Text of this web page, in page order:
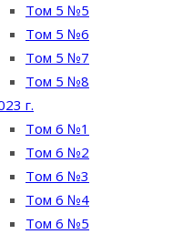
Том 5 №5
Том 5 №6
Том 5 №7
Том 5 №8
г.
Том 6 №1
Том 6 №2
Том 6 №3
Том 6 №4
Том 6 №5